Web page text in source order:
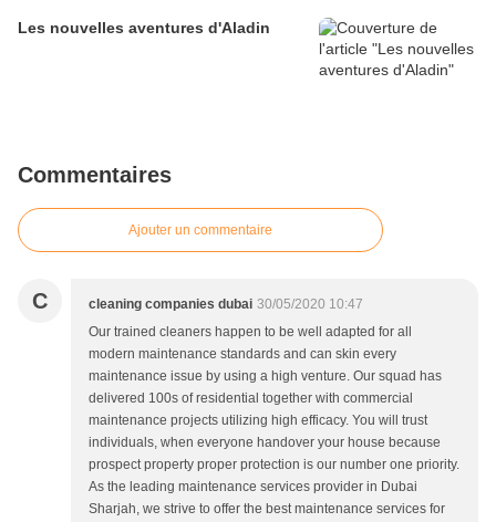
Les nouvelles aventures d'Aladin
Commentaires
Ajouter un commentaire
C cleaning companies dubai 30/05/2020 10:47
Our trained cleaners happen to be well adapted for all
modern maintenance standards and can skin every
maintenance issue by using a high venture. Our squad has
delivered 100s of residential together with commercial
maintenance projects utilizing high efficacy. You will trust
individuals, when everyone handover your house because
prospect property proper protection is our number one priority.
As the leading maintenance services provider in Dubai
Sharjah, we strive to offer the best maintenance services for